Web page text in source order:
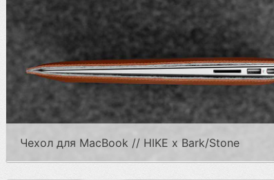
Чехол для MacBook // HIKE x Bark/Stone